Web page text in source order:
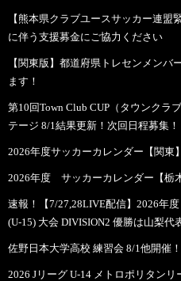
【熊本県クラブユースサッカー連
に伴う支援募金にご協力ください
【関東版】都道府県トレセンメン
ます！
第10回Town Club CUP（タウンクラ
テージ 8/1結果更新！次回日程募集！
2026年度サッカーカレンダー【関東
2026年度 サッカーカレンダー【栃
速報！【7/27,28LIVE配信】2026年
(U-15) 大会 DIVISION2 優勝は山梨代
佐野日本大学高校 練習会 8/1他開催
2026 Jリーグ U-14 メトロポリタン